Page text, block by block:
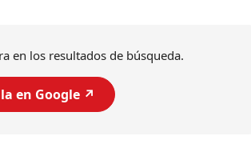
en los resultados de búsqueda.
en Google ↗️
7,1 se registró este martes 28 de
julio en la prefectura de Kumamoto,
al sur de Japón, provocando una
emergencia de gran